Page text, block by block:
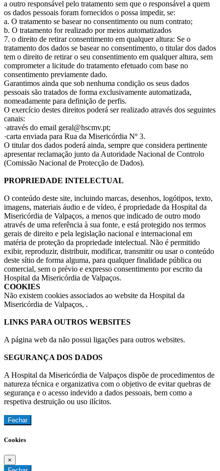
a outro responsável pelo tratamento sem que o responsável a quem
os dados pessoais foram fornecidos o possa impedir, se:
a. O tratamento se basear no consentimento ou num contrato;
b. O tratamento for realizado por meios automatizados
7. o direito de retirar consentimento em qualquer altura: Se o
tratamento dos dados se basear no consentimento, o titular dos dados
tem o direito de retirar o seu consentimento em qualquer altura, sem
comprometer a licitude do tratamento efetuado com base no
consentimento previamente dado.
Garantimos ainda que sob nenhuma condição os seus dados
pessoais são tratados de forma exclusivamente automatizada,
nomeadamente para definição de perfis.
O exercício destes direitos poderá ser realizado através dos seguintes
canais:
·através do email geral@hscmv.pt;
·carta enviada para Rua da Misericórdia Nº 3.
O titular dos dados poderá ainda, sempre que considera pertinente
apresentar reclamação junto da Autoridade Nacional de Controlo
(Comissão Nacional de Protecção de Dados).
PROPRIEDADE INTELECTUAL
O conteúdo deste site, incluindo marcas, desenhos, logótipos, texto,
imagens, materiais áudio e de vídeo, é propriedade da Hospital da
Misericórdia de Valpaços, a menos que indicado de outro modo
através de uma referência à sua fonte, e está protegido nos termos
gerais de direito e pela legislação nacional e internacional em
matéria de proteção da propriedade intelectual. Não é permitido
exibir, reproduzir, distribuir, modificar, transmitir ou usar o conteúdo
deste sítio de forma alguma, para qualquer finalidade pública ou
comercial, sem o prévio e expresso consentimento por escrito da
Hospital da Misericórdia de Valpaços.
COOKIES
Não existem cookies associados ao website da Hospital da
Misericórdia de Valpaços, .
LINKS PARA OUTROS WEBSITES
A página web da não possui ligações para outros websites.
SEGURANÇA DOS DADOS
A Hospital da Misericórdia de Valpaços dispõe de procedimentos de
natureza técnica e organizativa com o objetivo de evitar quebras de
segurança e o acesso indevido a dados pessoais, bem como a
respetiva destruição ou uso ilícitos.
Fechar
Cookies
×